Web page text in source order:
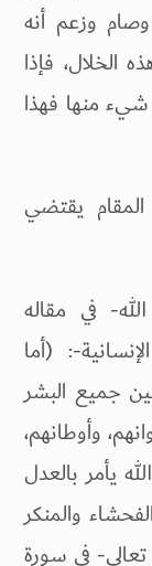
وزعم أنه
الخلال، فإذا
شيء منها فهذا
يقتضي
في مقاله
: (أما
جميع البشر
وأوطانهم،
ا لنحل[90]: {إن الله يأمر بالعدل
والمنكر
في سورة